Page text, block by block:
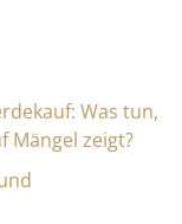
Was tun,
Mängel zeigt?